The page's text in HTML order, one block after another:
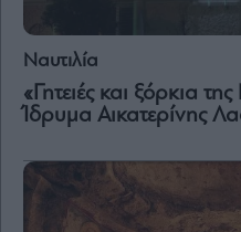
Ναυτιλία
«Γητειές και ξόρκια
Ίδρυμα Αικατερίνης